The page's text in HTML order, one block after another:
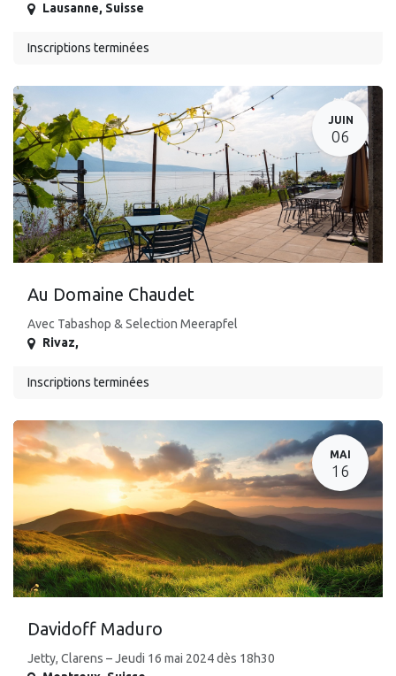
Lausanne, Suisse
Inscriptions terminées
JUIN
06
Au Domaine Chaudet
Avec Tabashop & Selection Meerapfel
Rivaz,
Inscriptions terminées
MAI
16
Davidoff Maduro
Jetty, Clarens – Jeudi 16 mai 2024 dès 18h30